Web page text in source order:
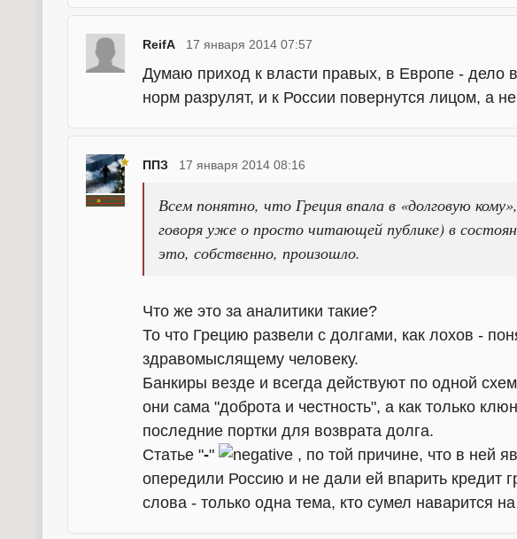
ReifA 17 января 2014 07:57
Думаю приход к власти правых, в Европе - дело
норм разрулят, и к России повернутся лицом, а
ППЗ 17 января 2014 08:16
Всем понятно, что Греция впала в «долговую
говоря уже о просто читающей публике) в
это, собственно, произошло.
Что же это за аналитики такие?
То что Грецию развели с долгами, как лохов -
здравомыслящему человеку.
Банкиры везде и всегда действуют по одной
они сама "доброта и честность", а как только
последние портки для возврата долга.
Статье "-"
, по той причине, что в ней
опередили Россию и не дали ей впарить кредит
слова - только одна тема, кто сумел наварится